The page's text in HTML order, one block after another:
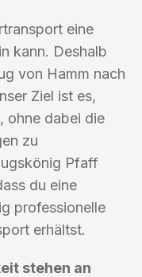
eine
kann. Deshalb
von Hamm nach
Ziel ist es,
ohne dabei die
zu
Pfaff
du eine
professionelle
erhältst.
stehen an